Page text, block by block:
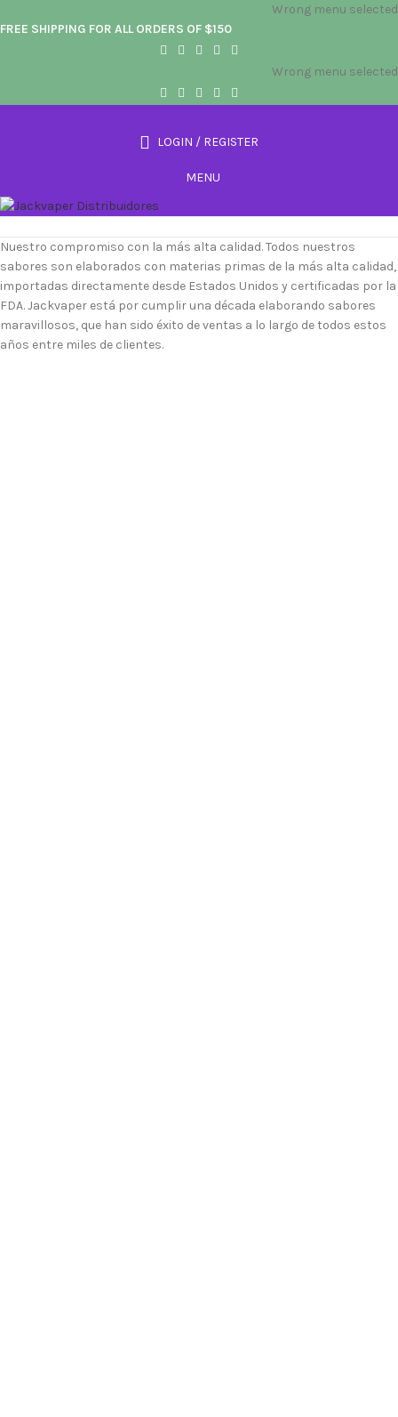
Wrong menu selected
FREE SHIPPING FOR ALL ORDERS OF $150
Wrong menu selected
LOGIN / REGISTER
MENU
Nuestro compromiso con la más alta calidad.Todos nuestros
sabores son elaborados con materias primas de la más alta calidad,
importadas directamente desde Estados Unidos y certificadas por la
FDA. Jackvaper está por cumplir una década elaborando sabores
maravillosos, que han sido éxito de ventas a lo largo de todos estos
años entre miles de clientes.